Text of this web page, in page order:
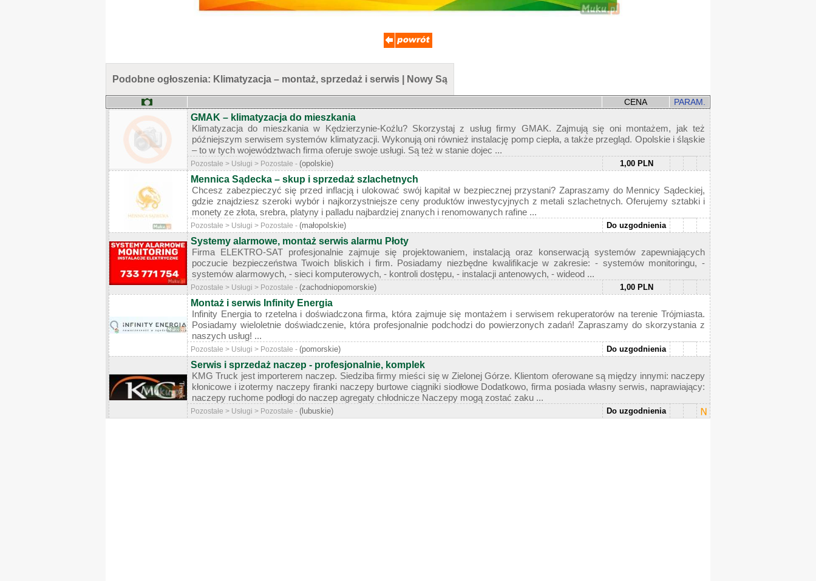
Podobne ogłoszenia: Klimatyzacja – montaż, sprzedaż i serwis | Nowy Są
CENA PARAM.
GMAK – klimatyzacja do mieszkania
Klimatyzacja do mieszkania w Kędzierzynie-Koźlu? Skorzystaj z usług firmy GMAK. Zajmują się oni montażem, jak też
późniejszym serwisem systemów klimatyzacji. Wykonują oni również instalację pomp ciepła, a także przegląd. Opolskie i śląskie
– to w tych województwach firma oferuje swoje usługi. Są też w stanie dojec ...
Pozostałe > Usługi > Pozostałe - (opolskie) 1,00 PLN
Mennica Sądecka – skup i sprzedaż szlachetnych
Chcesz zabezpieczyć się przed inflacją i ulokować swój kapitał w bezpiecznej przystani? Zapraszamy do Mennicy Sądeckiej,
gdzie znajdziesz szeroki wybór i najkorzystniejsze ceny produktów inwestycyjnych z metali szlachetnych. Oferujemy sztabki i
monety ze złota, srebra, platyny i palladu najbardziej znanych i renomowanych rafine ...
Pozostałe > Usługi > Pozostałe - (małopolskie) Do uzgodnienia
Systemy alarmowe, montaż serwis alarmu Płoty
Firma ELEKTRO-SAT profesjonalnie zajmuje się projektowaniem, instalacją oraz konserwacją systemów zapewniających
poczucie bezpieczeństwa Twoich bliskich i firm. Posiadamy niezbędne kwalifikacje w zakresie: - systemów monitoringu, -
systemów alarmowych, - sieci komputerowych, - kontroli dostępu, - instalacji antenowych, - wideod ...
Pozostałe > Usługi > Pozostałe - (zachodniopomorskie) 1,00 PLN
Montaż i serwis Infinity Energia
Infinity Energia to rzetelna i doświadczona firma, która zajmuje się montażem i serwisem rekuperatorów na terenie Trójmiasta.
Posiadamy wieloletnie doświadczenie, która profesjonalnie podchodzi do powierzonych zadań! Zapraszamy do skorzystania z
naszych usług! ...
Pozostałe > Usługi > Pozostałe - (pomorskie) Do uzgodnienia
Serwis i sprzedaż naczep - profesjonalnie, komplek
KMG Truck jest importerem naczep. Siedziba firmy mieści się w Zielonej Górze. Klientom oferowane są między innymi: naczepy
kłonicowe i izotermy naczepy firanki naczepy burtowe ciągniki siodłowe Dodatkowo, firma posiada własny serwis, naprawiający:
naczepy ruchome podłogi do naczep agregaty chłodnicze Naczepy mogą zostać zaku ...
Pozostałe > Usługi > Pozostałe - (lubuskie) Do uzgodnienia